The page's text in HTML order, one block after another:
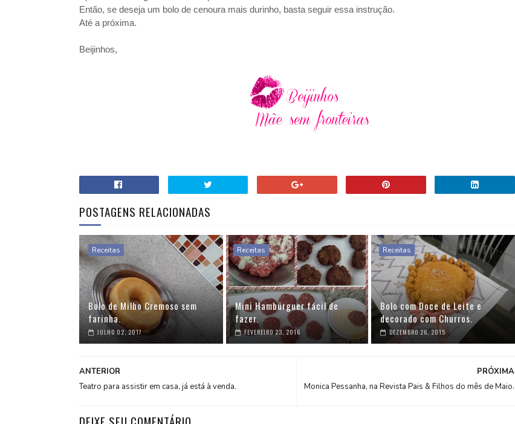
Então, se deseja um bolo de cenoura mais durinho, basta seguir essa instrução.
Até a próxima.
Beijinhos,
POSTAGENS RELACIONADAS
Receitas
Bolo de Milho Cremoso sem
farinha.
JULHO 02, 2017
Receitas
Mini Hambúrguer fácil de
fazer.
FEVEREIRO 23, 2016
Receitas
Bolo com Doce de Leite e
decorado com Churros.
DEZEMBRO 26, 2015
PRÓXIMA
Monica Pessanha, na Revista Pais & Filhos do mês de Maio.
ANTERIOR
Teatro para assistir em casa, já está à venda.